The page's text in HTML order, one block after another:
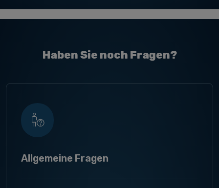
Haben Sie noch Fragen?
Allgemeine Fragen